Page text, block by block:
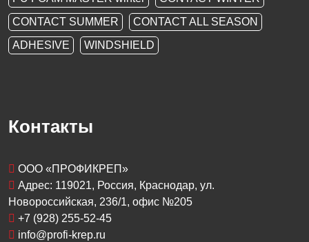
CONTACT SUMMER
CONTACT ALL SEASON
ADHESIVE
WINDSHIELD
Контакты
OOO «ПРОФИКРЕП»
Адрес: 119021, Россия, Краснодар, ул.
Новороссийская, 236/1, офис №205
+7 (928) 255-52-45
info@profi-krep.ru